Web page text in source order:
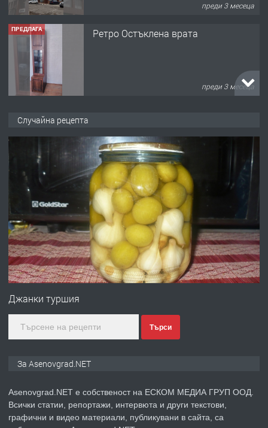
преди 3 месеца
ПРЕДЛАГА Ретро Остъклена врата
преди 3 месеца
преди 10 месеца
ПРЕДЛАГА
Професионална броячна машина -
със сертификат от ЕЦБ
преди 1 година
ПРЕДЛАГА
Професионална зеленчукорезачка
преди 2 години
Случайна рецепта
Джанки туршия
Търси
За Asenovgrad.NET
Asenovgrad.NET е собственост на ЕСКОМ МЕДИА ГРУП ООД.
Всички статии, репортажи, интервюта и други текстови,
графични и видео материали, публикувани в сайта, са